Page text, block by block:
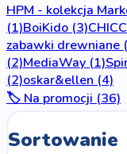
HPM - kolekcja
(1)BoiKido (3)
zabawki drewniane
(2)MediaWay (1)
(2)oskar&ellen (4)
🏷️ Na promocji (36)
Sortowanie